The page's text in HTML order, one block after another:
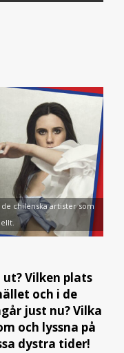
chilenska artister som
Vilken plats
och i de
just nu? Vilka
och lyssna på
dystra tider!